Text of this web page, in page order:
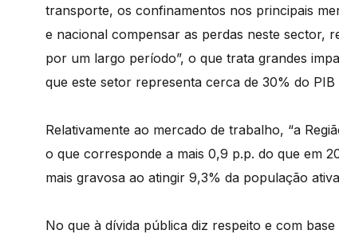
transporte, os confinamentos nos principais
e nacional compensar as perdas neste sector,
por um largo período”, o que trata grandes
que este setor representa cerca de 30% do PIB
Relativamente ao mercado de trabalho, “a
o que corresponde a mais 0,9 p.p. do que em
mais gravosa ao atingir 9,3% da população
No que à dívida pública diz respeito e com